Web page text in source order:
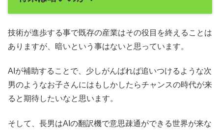
技術が進歩する事で既存の産業はその役目を終えることは
ありますが、暗いという事はないと思っています。
AIが補助することで、少しがんばれば追いつけるような次
男のようなお子さんにはもしかしたらチャンスの時代が来
ると期待したいなと思います。
そして、長男はAIの翻訳機で意思疎通ができる世界が来な